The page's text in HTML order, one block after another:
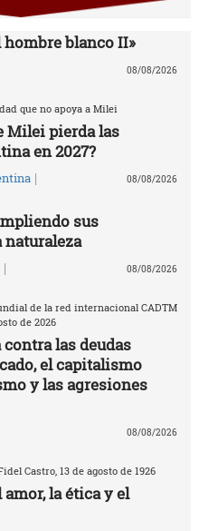
hombre blanco II»
08/08/2026
que no apoya a Milei
Milei pierda las
en 2027?
| 08/08/2026
sus
| 08/08/2026
de la red internacional CADTM
de 2026
las deudas
el capitalismo
y las agresiones
08/08/2026
Castro, 13 de agosto de 1926
la ética y el